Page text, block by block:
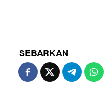
SEBARKAN